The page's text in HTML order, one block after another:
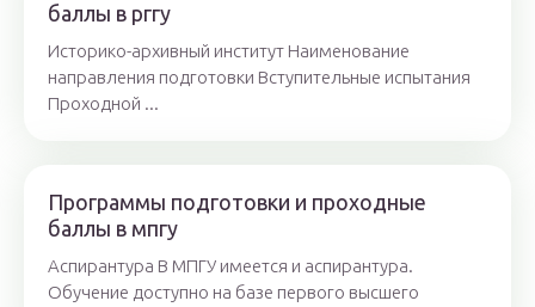
баллы в рггу
Историко-архивный институт Наименование
направления подготовки Вступительные испытания
Проходной ...
Программы подготовки и проходные
баллы в мпгу
Аспирантура В МПГУ имеется и аспирантура.
Обучение доступно на базе первого высшего